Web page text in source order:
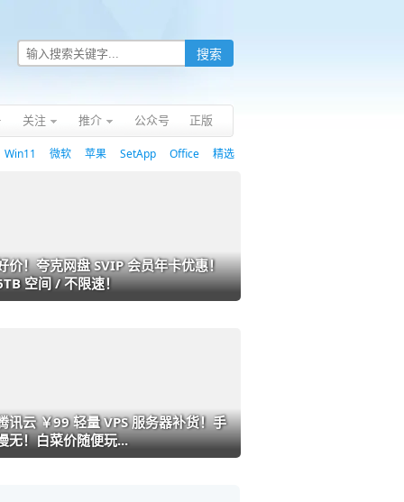
关注 推介 公众号 正版
Win11 微软 苹果 SetApp Office 精选
价！夸克网盘 SVIP 会员年卡优惠！
空间 / 不限速！
讯云 ￥99 轻量 VPS 服务器补货！手
无！白菜价随便玩...